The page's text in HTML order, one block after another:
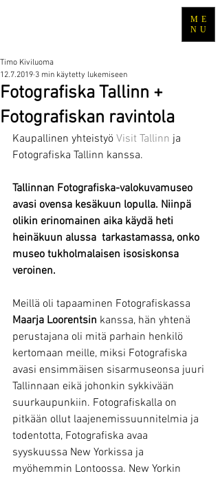
ME
NU
Fotografiska Tallinn +
Fotografiskan ravintola
Timo Kiviluoma
12.7.2019 3 min käytetty lukemiseen
Kaupallinen yhteistyö Visit Tallinn ja
Fotografiska Tallinn kanssa.
Tallinnan Fotografiska-valokuvamuseo
avasi ovensa kesäkuun lopulla. Niinpä
olikin erinomainen aika käydä heti
heinäkuun alussa  tarkastamassa, onko
museo tukholmalaisen isosiskonsa
veroinen.
Meillä oli tapaaminen Fotografiskassa
Maarja Loorentsin kanssa, hän yhtenä
perustajana oli mitä parhain henkilö
kertomaan meille, miksi Fotografiska
avasi ensimmäisen sisarmuseonsa juuri
Tallinnaan eikä johonkin sykkivään
suurkaupunkiin. Fotografiskalla on
pitkään ollut laajenemissuunnitelmia ja
todentotta, Fotografiska avaa
syyskuussa New Yorkissa ja
myöhemmin Lontoossa. New Yorkin